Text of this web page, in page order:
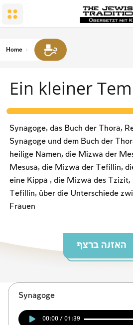
Mizwa-Glück in der Familie
Konvertierung
Gebet und Agenda
Das Gebetsgebot für Männer
Gesetze und Gesetze
Schabbat und
Das verbotene Handwerk
Termine und Feiertage
Zählen der Omer- und
Pfingsten
Neujahr
Jom Kippur
Sukkot
Amtseinführung
Home
Ein kleiner
Synagoge, das Buch der Thora,
Synagoge und dem Buch der
heilige Namen, die Mizwa der
Mesusa, die Mizwa der Tefillin,
eine Kippa , die Mizwa des Tzizit,
Tefillin, über die Unterschiede
Frauen
האזנה ברצף
Synagoge
00:00 / 01:39